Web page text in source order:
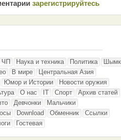
зарeгиcтрирyйтeсь
ЧП Наука и техника Политика
В мире
Центральная Азия
Юмор и Истории
Новости оружия
О нас IT Спорт
Архив статей
Девчонки
Мальчики
Download Обменник
Ссылки
Гостевая